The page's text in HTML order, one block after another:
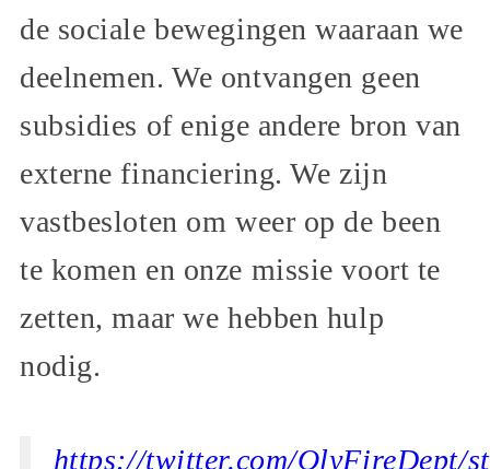
de sociale bewegingen waaraan we
deelnemen. We ontvangen geen
subsidies of enige andere bron van
externe financiering. We zijn
vastbesloten om weer op de been
te komen en onze missie voort te
zetten, maar we hebben hulp
nodig.
https://twitter.com/OlyFireDept/